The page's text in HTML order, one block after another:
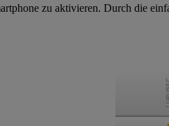
zu aktivieren. Durch die